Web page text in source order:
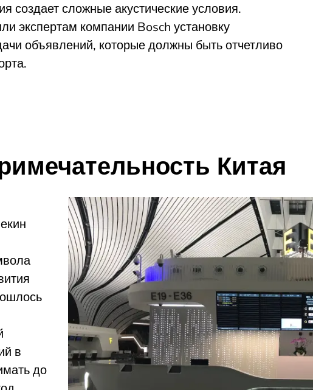
создает сложные акустические условия.
экспертам компании Bosch установку
объявлений, которые должны быть отчетливо
Китая
в
до